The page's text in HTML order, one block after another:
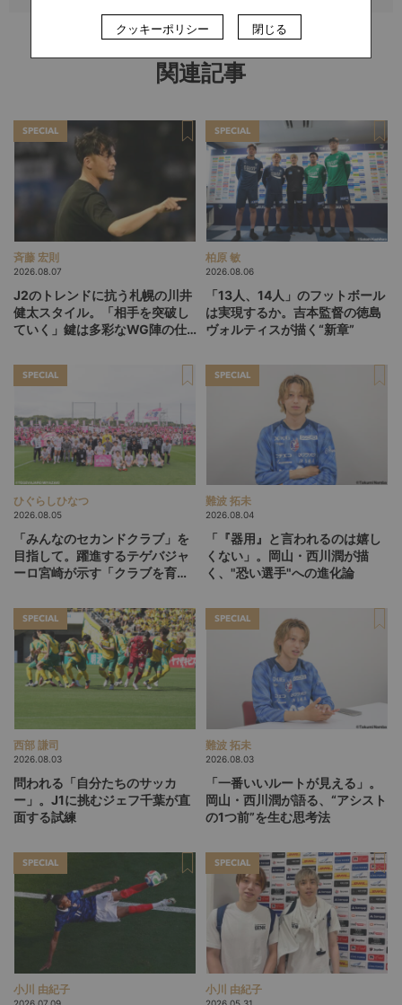
関連記事
SPECIAL
斉藤 宏則
2026.08.07
J2のトレンドに抗う札幌の川井
健太スタイル。「相手を突破し
ていく」鍵は多彩なWG陣の仕
SPECIAL
柏原 敏
2026.08.06
「13人、14人」のフットボール
は実現するか。吉本監督の徳島
ヴォルティスが描く“新章”
SPECIAL
ひぐらしひなつ
2026.08.05
「みんなのセカンドクラブ」を
目指して。躍進するテゲバジャ
ーロ宮崎が示す「クラブを育て
SPECIAL
難波 拓未
2026.08.04
「『器用』と言われるのは嬉し
くない」。岡山・西川潤が描
く、"恐い選手"への進化論
SPECIAL
西部 謙司
2026.08.03
問われる「自分たちのサッカ
ー」。J1に挑むジェフ千葉が直
面する試練
SPECIAL
難波 拓未
2026.08.03
「一番いいルートが見える」。
岡山・西川潤が語る、“アシスト
の1つ前”を生む思考法
SPECIAL
小川 由紀子
2026.07.09
SPECIAL
小川 由紀子
2026.05.31
クッキーポリシー 閉じる